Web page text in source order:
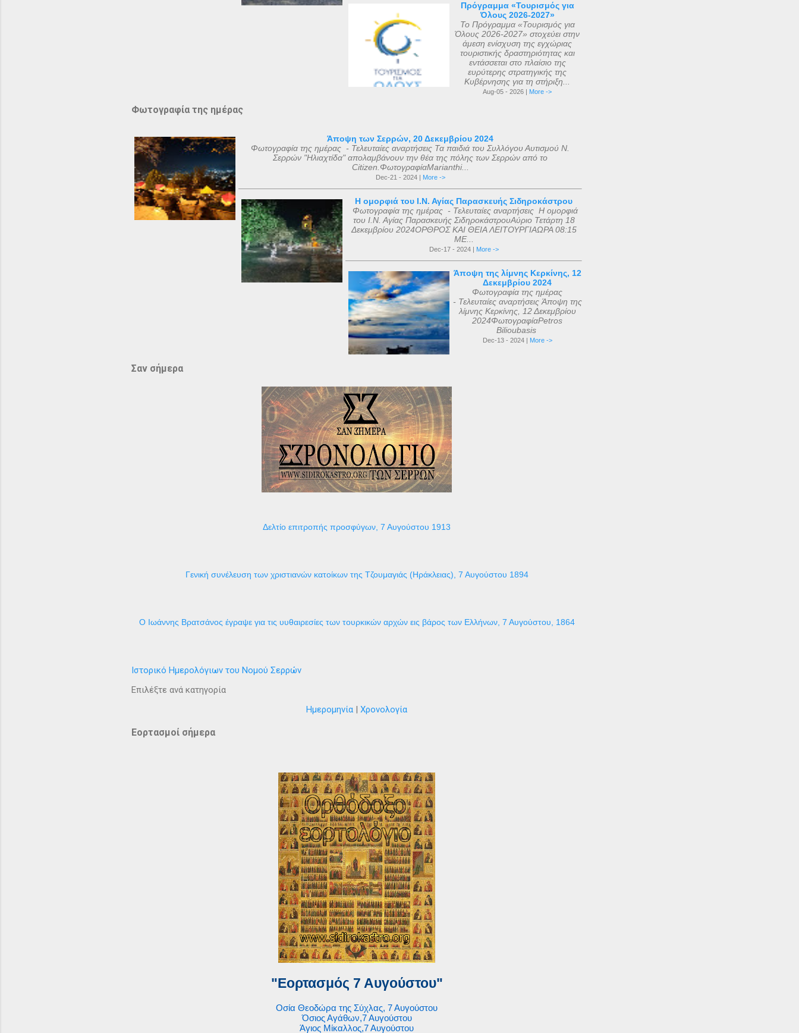
Πρόγραμμα «Τουρισμός για
Όλους 2026-2027»
Το Πρόγραμμα «Τουρισμός για
Όλους 2026-2027» στοχεύει στην
άμεση ενίσχυση της εγχώριας
τουριστικής δραστηριότητας και
εντάσσεται στο πλαίσιο της
ευρύτερης στρατηγικής της
Κυβέρνησης για τη στήριξη...
Aug-05 - 2026 | More ->
Φωτογραφία της ημέρας
Άποψη των Σερρών, 20 Δεκεμβρίου 2024
Φωτογραφία της ημέρας - Τελευταίες αναρτήσεις Τα παιδιά του Συλλόγου Αυτισμού Ν.
Σερρών "Ηλιαχτίδα" απολαμβάνουν την θέα της πόλης των Σερρών από το
Citizen.ΦωτογραφίαMarianthi...
Dec-21 - 2024 | More ->
Η ομορφιά του Ι.Ν. Αγίας Παρασκευής Σιδηροκάστρου
Φωτογραφία της ημέρας - Τελευταίες αναρτήσεις Η ομορφιά
του Ι.Ν. Αγίας Παρασκευής ΣιδηροκάστρουΑύριο Τετάρτη 18
Δεκεμβρίου 2024ΟΡΘΡΟΣ ΚΑΙ ΘΕΙΑ ΛΕΙΤΟΥΡΓΙΑΩΡΑ 08:15
ΜΕ...
Dec-17 - 2024 | More ->
Άποψη της λίμνης Κερκίνης, 12
Δεκεμβρίου 2024
Φωτογραφία της ημέρας
- Τελευταίες αναρτήσεις Άποψη της
λίμνης Κερκίνης, 12 Δεκεμβρίου
2024ΦωτογραφίαPetros
Bilioubasis
Dec-13 - 2024 | More ->
Σαν σήμερα
Δελτίο επιτροπής προσφύγων, 7 Αυγούστου 1913
Γενική συνέλευση των χριστιανών κατοίκων της Τζουμαγιάς (Ηράκλειας), 7 Αυγούστου 1894
Ο Ιωάννης Βρατσάνος έγραψε για τις υυθαιρεσίες των τουρκικών αρχών εις βάρος των Ελλήνων, 7 Αυγούστου, 1864
Ιστορικό Ημερολόγιων του Νομού Σερρών
Επιλέξτε ανά κατηγορία
Ημερομηνία
Χρονολογία
Εορτασμοί σήμερα
"Εορτασμός 7 Αυγούστου"
Οσία Θεοδώρα της Σύχλας, 7 Αυγούστου
Όσιος Αγάθων,7 Αυγούστου
Άγιος Μίκαλλος,7 Αυγούστου